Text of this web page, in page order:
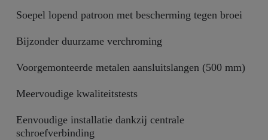
Soepel lopend patroon met bescherming tegen broei
Bijzonder duurzame verchroming
Voorgemonteerde metalen aansluitslangen (500 mm)
Meervoudige kwaliteitstests
Eenvoudige installatie dankzij centrale
schroefverbinding